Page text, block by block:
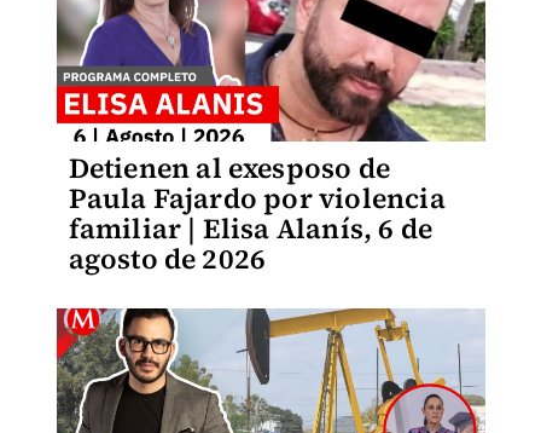
Detienen al exesposo de
Paula Fajardo por violencia
familiar | Elisa Alanís, 6 de
agosto de 2026